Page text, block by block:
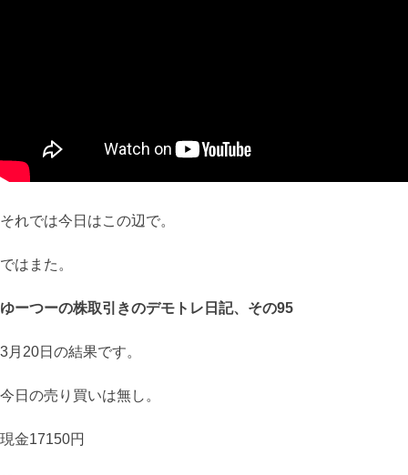
それでは今日はこの辺で。
ではまた。
ゆーつーの株取引きのデモトレ日記、その95
3月20日の結果です。
今日の売り買いは無し。
現金17150円